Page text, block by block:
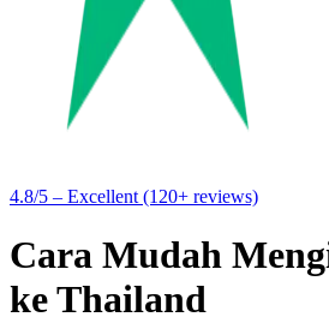
4.8/5 – Excellent (120+ reviews)
Cara Mudah
ke Thailand